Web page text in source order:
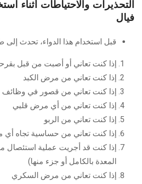
التحذيرات والاحتياطات أثناء
فيال
قبل استخدام هذا الدواء، تحدث إلى
إذا كنت تعاني أو أصبت من قبل
إذا كنت تعاني من مرض الكبد
إذا كنت تعاني من قصور في وظائف
إذا كنت تعاني من أي مرض قلبي
إذا كنت تعاني من الربو
إذا كنت تعاني من حساسية تجاه أي
إذا كنت قد أجريت عملية استئصال
المعدة بالكامل أو جزء منها)
إذا كنت تعاني من مرض السكري